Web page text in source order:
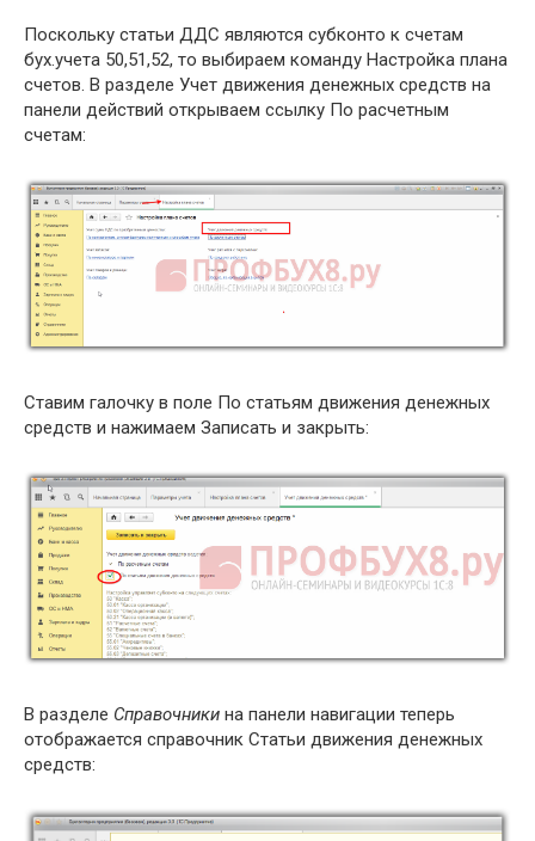
Поскольку статьи ДДС являются субконто к счетам
бух.учета 50,51,52, то выбираем команду Настройка плана
счетов. В разделе Учет движения денежных средств на
панели действий открываем ссылку По расчетным
счетам:
Ставим галочку в поле По статьям движения денежных
средств и нажимаем Записать и закрыть:
В разделе Справочники на панели навигации теперь
отображается справочник Статьи движения денежных
средств: